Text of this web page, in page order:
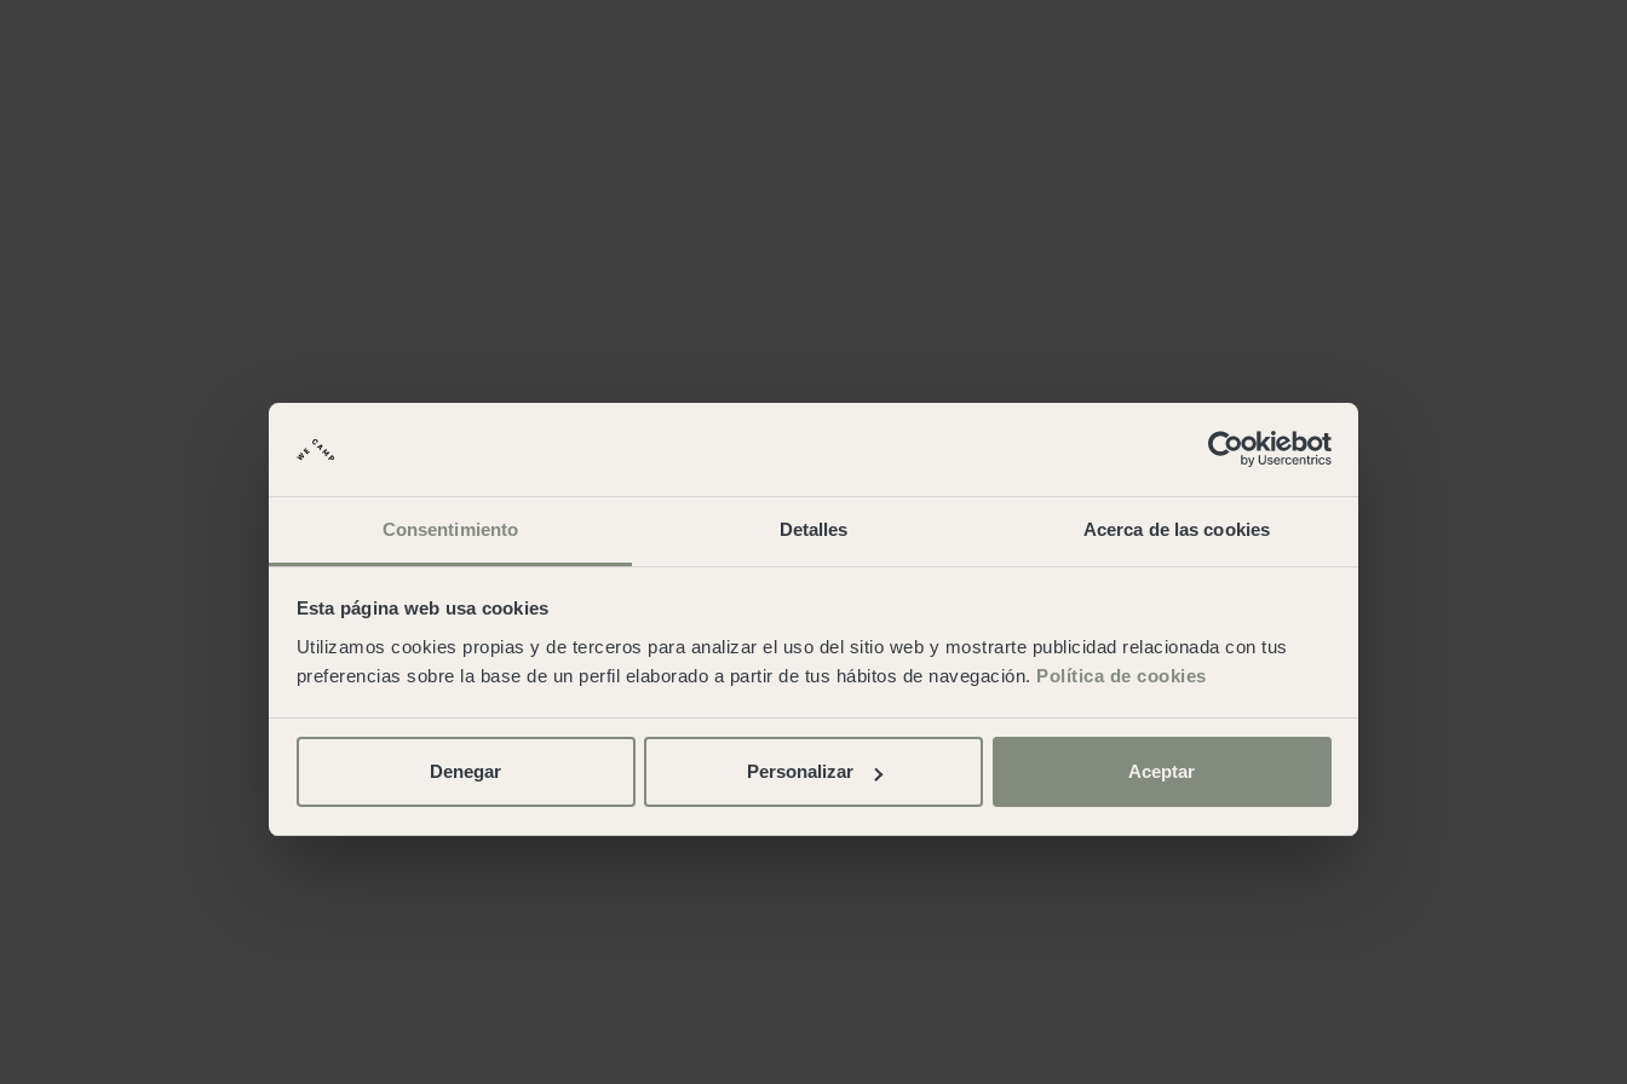
Consentimiento Detalles Acerca de las cookies
Esta página web usa cookies
Utilizamos cookies propias y de terceros para analizar el uso del sitio web y mostrarte publicidad relacionada con tus
preferencias sobre la base de un perfil elaborado a partir de tus hábitos de navegación. Política de cookies
Denegar Personalizar Aceptar